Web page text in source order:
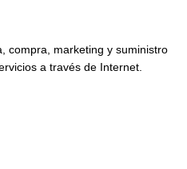
compra, marketing y suministro
a través de Internet.